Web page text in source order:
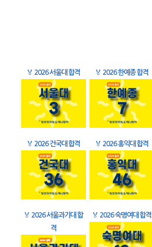
🏅 2026 서울대 합격 🏅 2026 한예종 합격
🏅 2026 건국대 합격 🏅 2026 홍익대 합격
🏅 2026 서울과기대 합
격
🏅 2026 숙명여대 합격